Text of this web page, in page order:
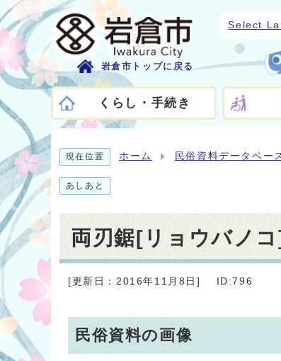
岩倉市トップに戻る
Select
くらし・手続き
現在位置 ホーム 民俗資料データベー
あしあと
両刃鋸[リョウバノコ]
[更新日：2016年11月8日] ID:796
民俗資料の画像